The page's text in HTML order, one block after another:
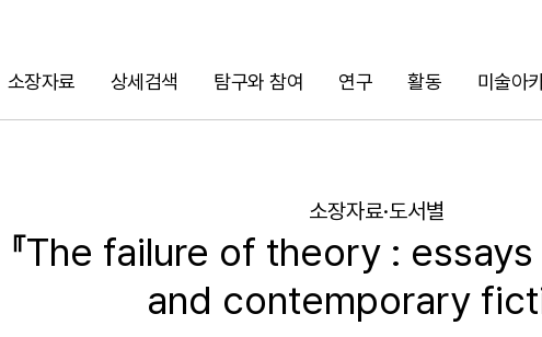
소장자료 상세검색 탐구와 참여 연구 활동 미술아
검색
소장자료·도서별
『The failure of theory :
and contemporary